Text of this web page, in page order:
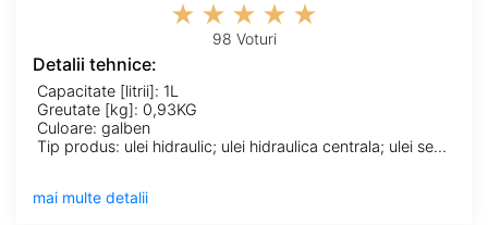
98 Voturi
Detalii tehnice:
Capacitate [litrii]: 1L
Greutate [kg]: 0,93KG
Culoare: galben
Tip produs: ulei hidraulic; ulei hidraulica centrala; ulei servodirectie
mai multe detalii